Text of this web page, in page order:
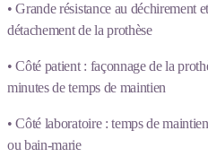
• Grande résistance au déchirement
détachement de la prothèse
• Côté patient : façonnage de la
minutes de temps de maintien
• Côté laboratoire : temps de
ou bain-marie